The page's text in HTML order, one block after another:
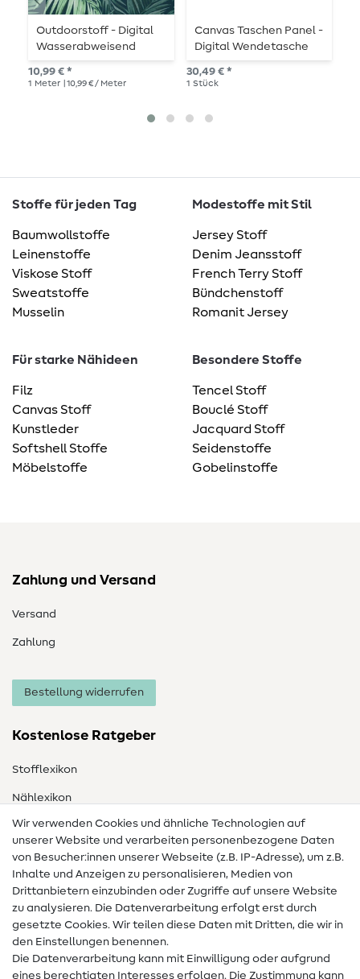
Outdoorstoff - Digital
Wasserabweisend
Blätter Dunkelgrün
10,99 € *
1 Meter | 10,99 € / Meter
Canvas Taschen Panel -
Digital Wendetasche
Badezimmer Multicolor
30,49 € *
1 Stück
Stoffe für jeden Tag
Baumwollstoffe
Leinenstoffe
Viskose Stoff
Sweatstoffe
Musselin
Modestoffe mit Stil
Jersey Stoff
Denim Jeansstoff
French Terry Stoff
Bündchenstoff
Romanit Jersey
Für starke Nähideen
Filz
Canvas Stoff
Kunstleder
Softshell Stoffe
Möbelstoffe
Besondere Stoffe
Tencel Stoff
Bouclé Stoff
Jacquard Stoff
Seidenstoffe
Gobelinstoffe
Zahlung und Versand
Versand
Zahlung
Bestellung widerrufen
Kostenlose Ratgeber
Stofflexikon
Nählexikon
Nähanleitungen
Hilfe & Kontakt
Kontakt
Infos zum Betreiberwechsel
FAQ
Wir verwenden Cookies und ähnliche Technologien auf
unserer Website und verarbeiten personenbezogene Daten
von Besucher:innen unserer Webseite (z.B. IP-Adresse), um z.B.
Inhalte und Anzeigen zu personalisieren, Medien von
Drittanbietern einzubinden oder Zugriffe auf unsere Website
zu analysieren. Die Datenverarbeitung erfolgt erst durch
gesetzte Cookies. Wir teilen diese Daten mit Dritten, die wir in
den Einstellungen benennen.
Die Datenverarbeitung kann mit Einwilligung oder aufgrund
eines berechtigten Interesses erfolgen. Die Zustimmung kann